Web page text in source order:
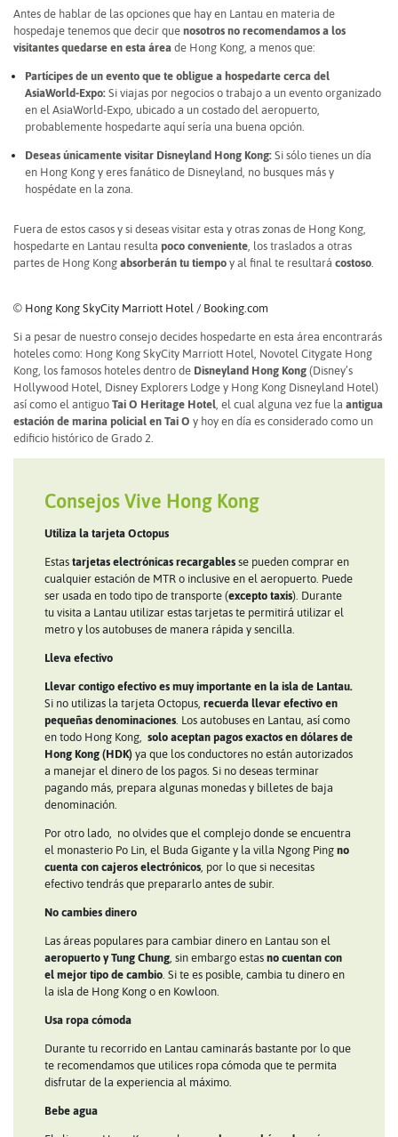
Antes de hablar de las opciones que hay en Lantau en materia de
hospedaje tenemos que decir que nosotros no recomendamos a los
visitantes quedarse en esta área de Hong Kong, a menos que:
Partícipes de un evento que te obligue a hospedarte cerca del
AsiaWorld-Expo: Si viajas por negocios o trabajo a un evento organizado
en el AsiaWorld-Expo, ubicado a un costado del aeropuerto,
probablemente hospedarte aquí sería una buena opción.
Deseas únicamente visitar Disneyland Hong Kong: Si sólo tienes un día
en Hong Kong y eres fanático de Disneyland, no busques más y
hospédate en la zona.
Fuera de estos casos y si deseas visitar esta y otras zonas de Hong Kong,
hospedarte en Lantau resulta poco conveniente , los traslados a otras
partes de Hong Kong absorberán tu tiempo y al final te resultará costoso
© Hong Kong SkyCity Marriott Hotel / Booking.com
Si a pesar de nuestro consejo decides hospedarte en esta área encontrarás
hoteles como: Hong Kong SkyCity Marriott Hotel, Novotel Citygate Hong
Kong, los famosos hoteles dentro de Disneyland Hong Kong (Disney’s
Hollywood Hotel, Disney Explorers Lodge y Hong Kong Disneyland Hotel)
así como el antiguo Tai O Heritage Hotel , el cual alguna vez fue la antigua
estación de marina policial en Tai O y hoy en día es considerado como un
edificio histórico de Grado 2.
Consejos Vive Hong Kong
Utiliza la tarjeta Octopus
Estas tarjetas electrónicas recargables se pueden comprar en
cualquier estación de MTR o inclusive en el aeropuerto. Puede
ser usada en todo tipo de transporte (excepto taxis). Durante
tu visita a Lantau utilizar estas tarjetas te permitirá utilizar el
metro y los autobuses de manera rápida y sencilla.
Lleva efectivo
Llevar contigo efectivo es muy importante en la isla de Lantau.
Si no utilizas la tarjeta Octopus, recuerda llevar efectivo en
pequeñas denominaciones . Los autobuses en Lantau, así como
en todo Hong Kong, solo aceptan pagos exactos en dólares de
Hong Kong (HDK) ya que los conductores no están autorizados
a manejar el dinero de los pagos. Si no deseas terminar
pagando más, prepara algunas monedas y billetes de baja
denominación.
Por otro lado, no olvides que el complejo donde se encuentra
el monasterio Po Lin, el Buda Gigante y la villa Ngong Ping no
cuenta con cajeros electrónicos , por lo que si necesitas
efectivo tendrás que prepararlo antes de subir.
No cambies dinero
Las áreas populares para cambiar dinero en Lantau son el
aeropuerto y Tung Chung , sin embargo estas no cuentan con
el mejor tipo de cambio . Si te es posible, cambia tu dinero en
la isla de Hong Kong o en Kowloon.
Usa ropa cómoda
Durante tu recorrido en Lantau caminarás bastante por lo que
te recomendamos que utilices ropa cómoda que te permita
disfrutar de la experiencia al máximo.
Bebe agua